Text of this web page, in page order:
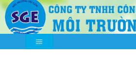
Skip
to
content